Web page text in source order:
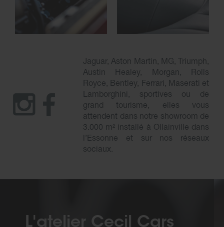
Jaguar, Aston Martin, MG, Triumph,
Austin Healey, Morgan, Rolls
Royce, Bentley, Ferrari, Maserati et
Lamborghini, sportives ou de
grand tourisme, elles vous
attendent dans notre showroom de
3.000 m² installé à Ollainville dans
l’Essonne et sur nos réseaux
sociaux.
L'atelier Cecil Cars